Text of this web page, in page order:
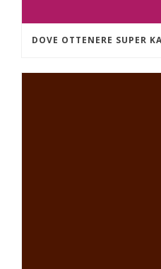
DOVE OTTENERE SUPER